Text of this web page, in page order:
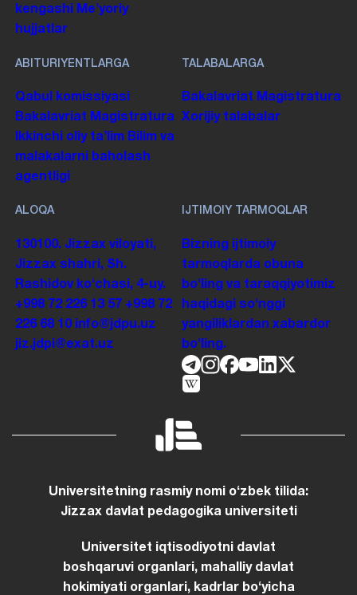
kengashi
Me'yoriy
hujjatlar
ABITURIYENTLARGA
Qabul komissiyasi
Bakalavriat Magistratura
Ikkinchi oliy taʼlim Bilim va
malakalarni baholash
agentligi
TALABALARGA
Bakalavriat Magistratura
Xorijiy talabalar
ALOQA
130100. Jizzax viloyati,
Jizzax shahri, Sh.
Rashidov koʻchasi, 4-uy.
+998 72 226 13 57 +998 72
226 68 10 info@jdpu.uz
jiz.jdpi@exat.uz
IJTIMOIY TARMOQLAR
Bizning ijtimoiy
tarmoqlarda obuna
boʻling va taraqqiyotimiz
haqidagi soʻnggi
yangiliklardan xabardor
boʻling.
Universitetning rasmiy nomi oʻzbek tilida:
Jizzax davlat pedagogika universiteti
Universitet iqtisodiyotni davlat
boshqaruvi organlari, mahalliy davlat
hokimiyati organlari, kadrlar boʻyicha